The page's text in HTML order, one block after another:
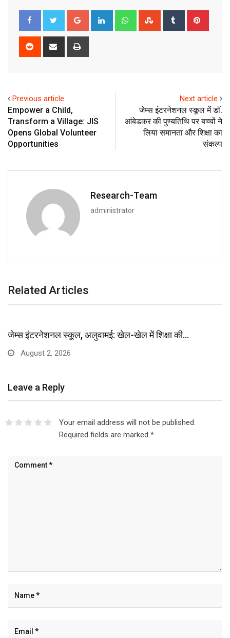
Google+ LinkedIn WhatsappStumbleUpon
Tumblr
Reddit
Share
Previous article
Empower a Child,
Transform a Village: JIS
Opens Global Volunteer
Opportunities
Next article
जेम्स इंटरनेशनल स्कूल में डॉ.
आंबेडकर की पुण्यतिथि पर बच्चों ने
लिया समानता और शिक्षा का
संकल्प
Research-Team
administrator
Related Articles
जेम्स इंटरनेशनल स्कूल, अलुवामई: खेल-खेल में शिक्षा की…
August 2, 2026
Leave a Reply
Your email address will not be published.
Required fields are marked *